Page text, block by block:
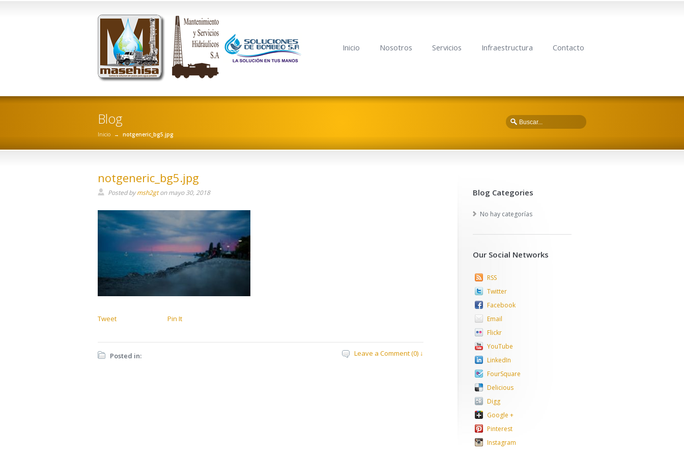
Inicio Nosotros Servicios Infraestructura Contacto
Blog
Inicio → notgeneric_bg5.jpg
notgeneric_bg5.jpg
Posted bymsh2gtonmayo 30, 2018
Tweet Pin It
Posted in: Leave a Comment (0) ↓
Blog Categories
No hay categorías
Our Social Networks
RSS
Twitter
Facebook
Email
Flickr
YouTube
LinkedIn
FourSquare
Delicious
Digg
Google +
Pinterest
Instagram